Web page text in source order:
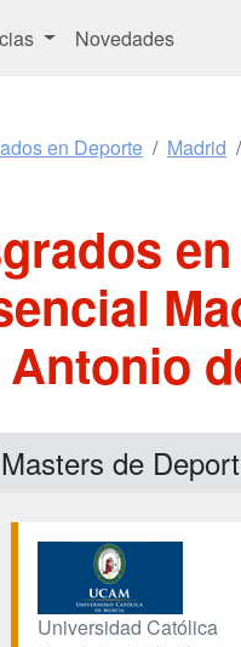
Novedades
en Deporte Madrid
Antonio
Masters de
Universidad Católica